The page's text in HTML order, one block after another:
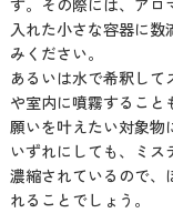
す。その際には、アロ
入れた小さな容器に数
みください。
あるいは水で希釈し
や室内に噴霧すること
願いを叶えたい対象物
いずれにしても、ミ
濃縮されているので、
れることでしょう。